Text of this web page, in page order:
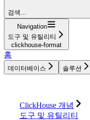
검색...
Navigation
도구 및 유틸리티
clickhouse-format
홈
데이터베이스 솔루션
ClickHouse 개념
도구 및 유틸리티